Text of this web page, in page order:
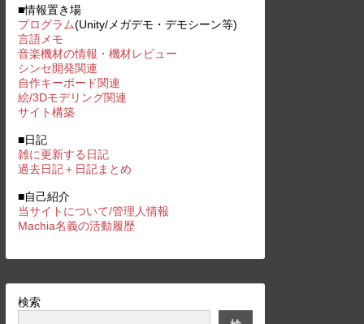
■情報置き場
プログラム(Unity/メガデモ・デモシーン等)
言語メモ
音楽機材の情報・機材レビュー
シンセ開発関連
自作キーボード関連
絵/3Dモデリング関連
サイト構築
■日記
雑に更新する日記
過去日記＋日記まとめ
■自己紹介
当サイトについて/管理人情報
Machia名義の活動履歴
検索